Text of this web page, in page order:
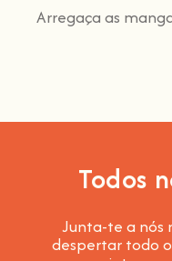
Arregaça as
Todos
Junta-te a nós
despertar todo